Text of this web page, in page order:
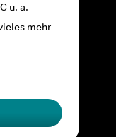
u. a.
mehr